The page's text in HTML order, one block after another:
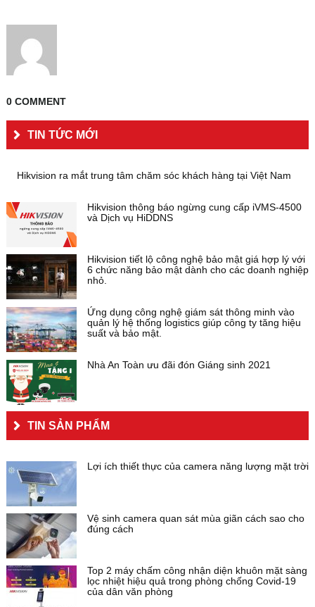
0 COMMENT
TIN TỨC MỚI
Hikvision ra mắt trung tâm chăm sóc khách hàng tại Việt Nam
Hikvision thông báo ngừng cung cấp iVMS-4500
và Dịch vụ HiDDNS
Hikvision tiết lộ công nghệ bảo mật giá hợp lý với
6 chức năng bảo mật dành cho các doanh nghiệp
nhỏ.
Ứng dụng công nghệ giám sát thông minh vào
quản lý hệ thống logistics giúp công ty tăng hiệu
suất và bảo mật.
Nhà An Toàn ưu đãi đón Giáng sinh 2021
TIN SẢN PHẨM
Lợi ích thiết thực của camera năng lượng mặt trời
Vệ sinh camera quan sát mùa giãn cách sao cho
đúng cách
Top 2 máy chấm công nhận diện khuôn mặt sàng
lọc nhiệt hiệu quả trong phòng chống Covid-19
của dân văn phòng